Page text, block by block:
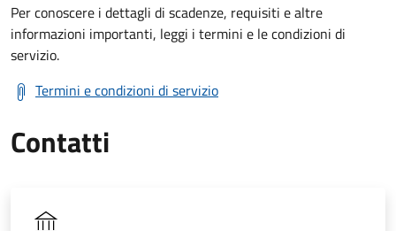
Per conoscere i dettagli di scadenze, requisiti e altre
informazioni importanti, leggi i termini e le condizioni di
servizio.
Termini e condizioni di servizio
Contatti